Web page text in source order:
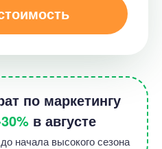
по маркетингу
в августе
начала высокого сезона